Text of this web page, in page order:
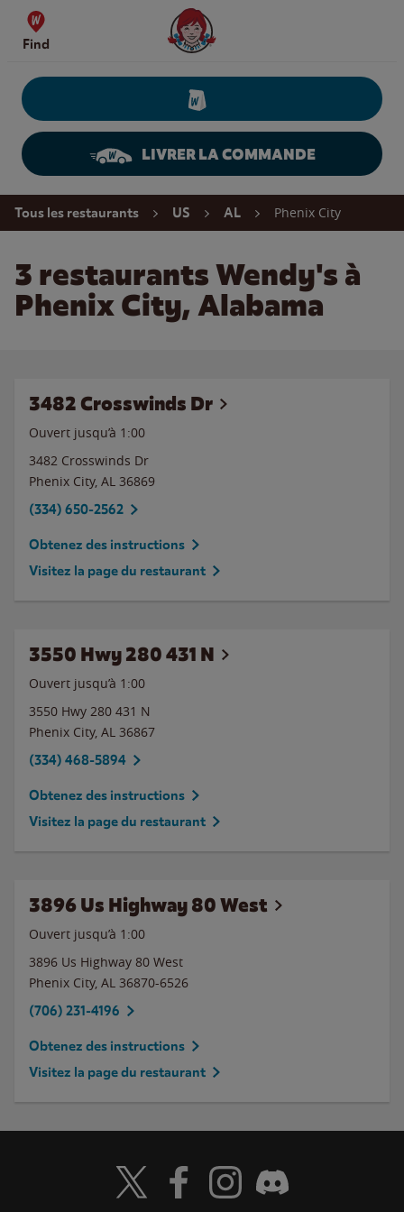
Skip to content
Find
Wendy's Website Home
LIVRER LA COMMANDE
Return to Nav
Tous les restaurants US AL Phenix City
3 restaurants Wendy's à
Phenix City, Alabama
3482 Crosswinds Dr
Ouvert jusqu’à 1:00
3482 Crosswinds Dr
Phenix City, AL 36869
(334) 650-2562
Obtenez des instructions
Visitez la page du restaurant
3550 Hwy 280 431 N
Ouvert jusqu’à 1:00
3550 Hwy 280 431 N
Phenix City, AL 36867
(334) 468-5894
Obtenez des instructions
Visitez la page du restaurant
3896 Us Highway 80 West
Ouvert jusqu’à 1:00
3896 Us Highway 80 West
Phenix City, AL 36870-6526
(706) 231-4196
Obtenez des instructions
Visitez la page du restaurant
Visit Wendy's Twitter
Visit Wendy's Facebook
Visit Wendy's Instagram
Visit Wendy's Discord